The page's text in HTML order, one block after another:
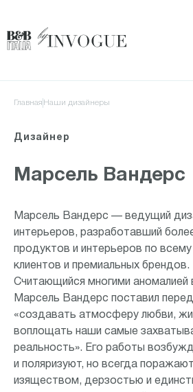
Главная Наши дизайнеры
Дизайнер
Марсель Вандерс
Марсель Вандерс — ведущий
интерьеров, разработавший
продуктов и интерьеров по
клиентов и премиальных брендов.
Считающийся многими аномалией
Марсель Вандерс поставил
«создавать атмосферу любви,
воплощать наши самые
реальность». Его работы
и поляризуют, но всегда
изяществом, дерзостью и